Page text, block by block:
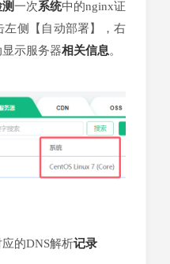
一次系统中的nginx证
左侧【自动部署】，右
示服务器相关信息。
应的DNS解析记录